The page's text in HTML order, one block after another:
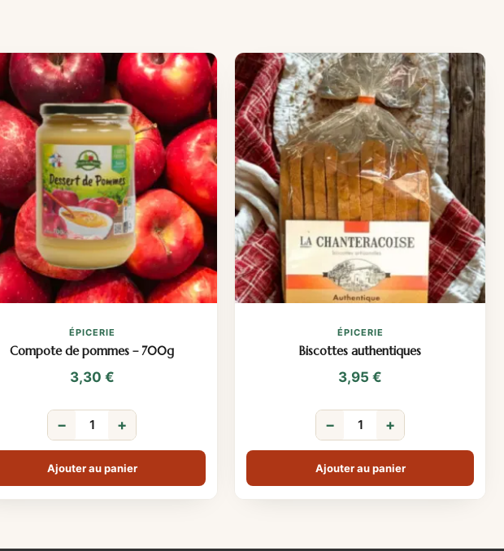
ÉPICERIE
Compote de pommes – 700g
3,30 €
− +
Ajouter au panier
ÉPICERIE
Biscottes authentiques
3,95 €
− +
Ajouter au panier